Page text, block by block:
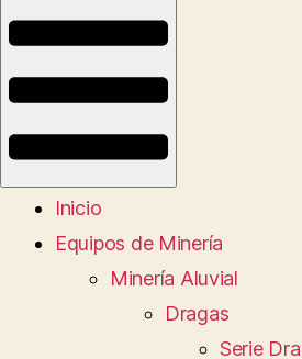
Inicio
Equipos de Minería
Minería Aluvial
Dragas
Serie